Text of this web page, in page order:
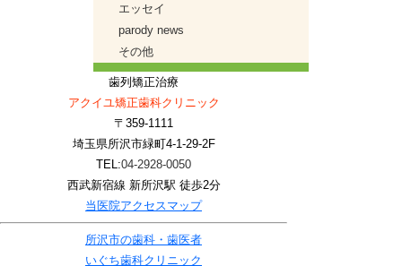
エッセイ
parody news
その他
歯列矯正治療
アクイユ矯正歯科クリニック
〒359-1111
埼玉県所沢市緑町4-1-29-2F
TEL:04-2928-0050
西武新宿線 新所沢駅 徒歩2分
当医院アクセスマップ
所沢市の歯科・歯医者
いぐち歯科クリニック